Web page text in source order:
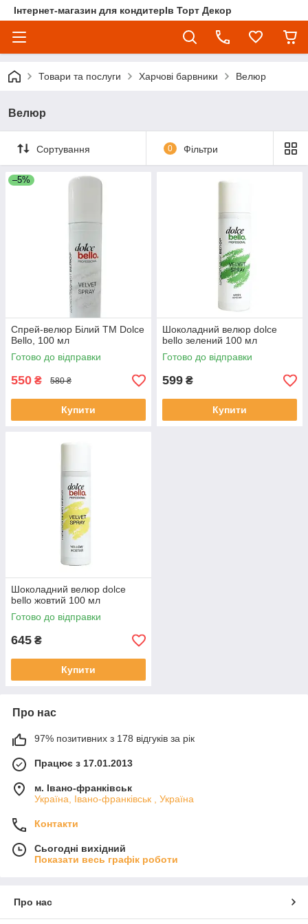
Інтернет-магазин для кондитерІв Торт Декор
Товари та послуги Харчові барвники Велюр
Велюр
Сортування 0 Фільтри
–5%
Спрей-велюр Білий ТМ Dolce
Bello, 100 мл
Готово до відправки
550 ₴ 580 ₴
Купити
Шоколадний велюр dolce
bello зелений 100 мл
Готово до відправки
599 ₴
Купити
Шоколадний велюр dolce
bello жовтий 100 мл
Готово до відправки
645 ₴
Купити
Про нас
97% позитивних з 178 відгуків за рік
Працює з 17.01.2013
м. Івано-франківськ
Україна, Івано-франківськ , Україна
Контакти
Сьогодні вихідний
Показати весь графік роботи
Про нас